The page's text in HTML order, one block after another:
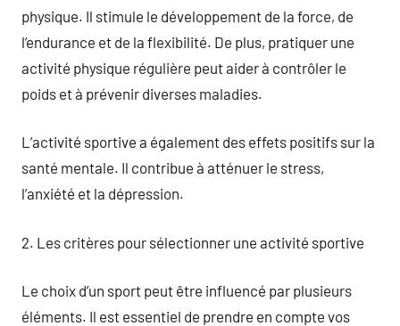
physique. Il stimule le développement de la force, de
l’endurance et de la flexibilité. De plus, pratiquer une
activité physique régulière peut aider à contrôler le
poids et à prévenir diverses maladies.
L’activité sportive a également des effets positifs sur la
santé mentale. Il contribue à atténuer le stress,
l’anxiété et la dépression.
2. Les critères pour sélectionner une activité sportive
Le choix d’un sport peut être influencé par plusieurs
éléments. Il est essentiel de prendre en compte vos